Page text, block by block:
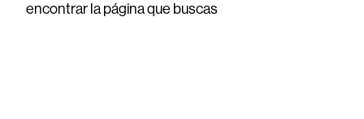
encontrar la página que buscas